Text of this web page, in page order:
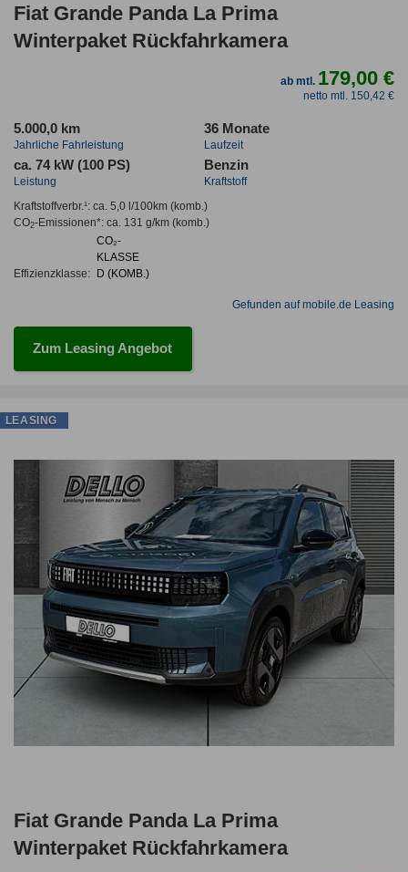
Fiat Grande Panda La Prima
Winterpaket Rückfahrkamera
ab mtl. 179,00 €
netto mtl. 150,42 €
5.000,0 km
Jahrliche Fahrleistung
36 Monate
Laufzeit
ca. 74 kW (100 PS)
Leistung
Benzin
Kraftstoff
Kraftstoffverbr.¹: ca. 5,0 l/100km(komb.)
CO2-Emissionen*: ca. 131 g/km(komb.)
Effizienzklasse:
CO₂-
KLASSE
D (KOMB.)
Gefunden auf mobile.de Leasing
Zum Leasing Angebot
Fiat Grande Panda La Prima
Winterpaket Rückfahrkamera
LEASING